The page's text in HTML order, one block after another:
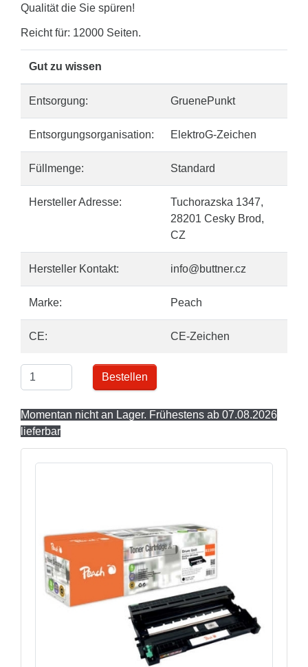
Qualität die Sie spüren!
Reicht für: 12000 Seiten.
Gut zu wissen
Entsorgung: GruenePunkt
Entsorgungsorganisation: ElektroG-Zeichen
Füllmenge: Standard
Hersteller Adresse:
Tuchorazska 1347,
28201 Cesky Brod,
CZ
Hersteller Kontakt: info@buttner.cz
Marke: Peach
CE: CE-Zeichen
Bestellen
Momentan nicht an Lager. Frühestens ab 07.08.2026
lieferbar